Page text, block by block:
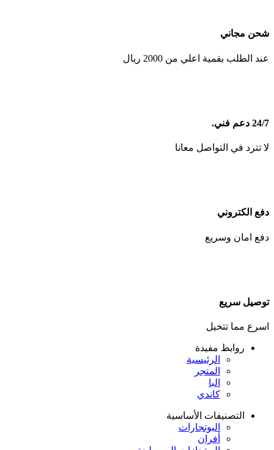
شحن مجاني
عند الطلب بقمية اعلي من 2000 ريال
24/7 دعم فني.
لا تترد في التواصل معانا
دفع الكتروني
دفع امان وسريع
توصيل سريع
اسرع مما تتخيل
روابط مفيدة
الرئيسية
المتجر
البا
كاندي
التصنيفات الأساسية
البوتجارات
أفران